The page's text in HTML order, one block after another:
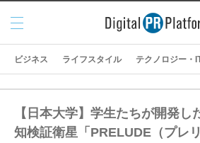
メニ
ュー
ビジネス ライフスタイル テクノロジー・
【日本大学】学生たちが開発し
知検証衛星「PRELUDE（プレ